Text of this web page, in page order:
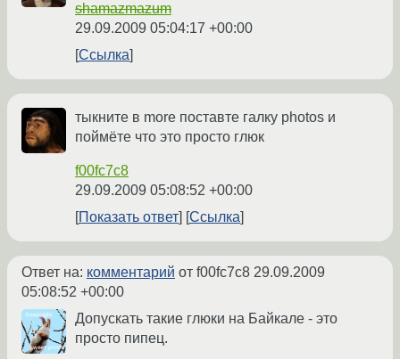
shamazmazum
29.09.2009 05:04:17 +00:00
Ссылка
тыкните в more поставте галку photos и
поймёте что это просто глюк
f00fc7c8
29.09.2009 05:08:52 +00:00
Показать ответ
Ссылка
Ответ на: комментарий от f00fc7c8 29.09.2009
05:08:52 +00:00
Допускать такие глюки на Байкале - это
просто пипец.